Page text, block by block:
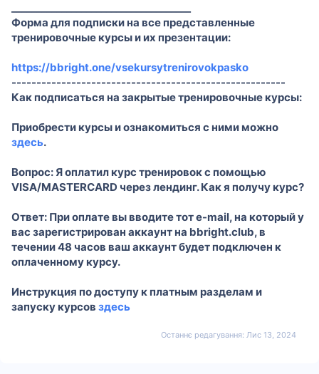
Форма для подписки на все представленные
тренировочные курсы и их презентации:
https://bbright.one/vsekursytrenirovokpasko
-------------------------------------------------------
Как подписаться на закрытые тренировочные курсы:
Приобрести курсы и ознакомиться с ними можно
здесь.
Вопрос: Я оплатил курс тренировок с помощью
VISA/MASTERCARD через лендинг. Как я получу курс?
Ответ: При оплате вы вводите тот e-mail, на который у
вас зарегистрирован аккаунт на bbright.club, в
течении 48 часов ваш аккаунт будет подключен к
оплаченному курсу.
Инструкция по доступу к платным разделам и
запуску курсов здесь
Останнє редагування: Лис 13, 2024